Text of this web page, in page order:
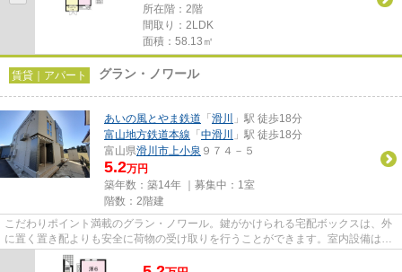
所在階：2階
間取り：2LDK
面積：58.13㎡
賃貸｜アパート グラン・ノワール
あいの風とやま鉄道 「 滑川
」駅 徒歩18分
富山地方鉄道本線 「 中滑川
」駅 徒歩18分
富山県滑川市上小泉 ９７４－５
5.2万円
築年数：築14年 ｜募集中： 1室
階数：2階建
こだわりポイント満載のグラン・ノワール。鍵がかけられる宅配ボックスは、外
に置く置き配よりも安全に荷物の受け取りを行うことができます。室内設備は洗
面所独立・浴室乾燥機などが...